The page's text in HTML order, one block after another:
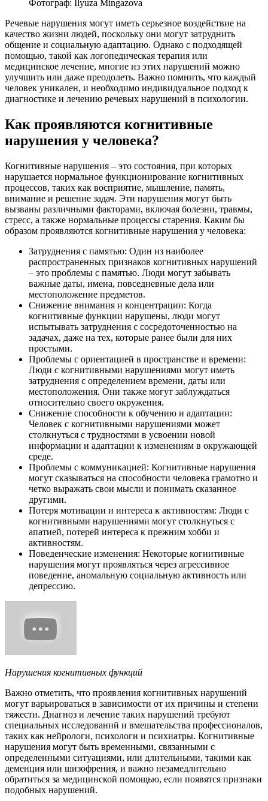
Фотограф: Ilyuza Mingazova
Речевые нарушения могут иметь серьезное воздействие на
качество жизни людей, поскольку они могут затруднить
общение и социальную адаптацию. Однако с подходящей
помощью, такой как логопедическая терапия или
медицинское лечение, многие из этих нарушений можно
улучшить или даже преодолеть. Важно помнить, что каждый
человек уникален, и необходимо индивидуальное подход к
диагностике и лечению речевых нарушений в психологии.
Как проявляются когнитивные
нарушения у человека?
Когнитивные нарушения – это состояния, при которых
нарушается нормальное функционирование когнитивных
процессов, таких как восприятие, мышление, память,
внимание и решение задач. Эти нарушения могут быть
вызваны различными факторами, включая болезни, травмы,
стресс, а также нормальные процессы старения. Каким бы
образом проявляются когнитивные нарушения у человека:
Затруднения с памятью: Один из наиболее
распространенных признаков когнитивных нарушений
– это проблемы с памятью. Люди могут забывать
важные даты, имена, повседневные дела или
местоположение предметов.
Снижение внимания и концентрации: Когда
когнитивные функции нарушены, люди могут
испытывать затруднения с сосредоточенностью на
задачах, даже на тех, которые ранее были для них
простыми.
Проблемы с ориентацией в пространстве и времени:
Люди с когнитивными нарушениями могут иметь
затруднения с определением времени, даты или
местоположения. Они также могут заблуждаться
относительно своего окружения.
Снижение способности к обучению и адаптации:
Человек с когнитивными нарушениями может
столкнуться с трудностями в усвоении новой
информации и адаптации к изменениям в окружающей
среде.
Проблемы с коммуникацией: Когнитивные нарушения
могут сказываться на способности человека грамотно и
четко выражать свои мысли и понимать сказанное
другими.
Потеря мотивации и интереса к активностям: Люди с
когнитивными нарушениями могут столкнуться с
апатией, потерей интереса к прежним хобби и
активностям.
Поведенческие изменения: Некоторые когнитивные
нарушения могут проявляться через агрессивное
поведение, аномальную социальную активность или
депрессию.
Нарушения когнитивных функций
Важно отметить, что проявления когнитивных нарушений
могут варьироваться в зависимости от их причины и степени
тяжести. Диагноз и лечение таких нарушений требуют
специальных исследований и вмешательства профессионалов,
таких как нейрологи, психологи и психиатры. Когнитивные
нарушения могут быть временными, связанными с
определенными ситуациями, или длительными, такими как
деменция или шизофрения, и важно незамедлительно
обратиться за медицинской помощью, если появятся признаки
подобных нарушений.